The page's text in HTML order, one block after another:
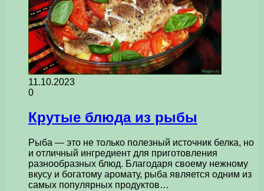
11.10.2023
0
Крутые блюда из рыбы
Рыба — это не только полезный источник белка, но
и отличный ингредиент для приготовления
разнообразных блюд. Благодаря своему нежному
вкусу и богатому аромату, рыба является одним из
самых популярных продуктов…